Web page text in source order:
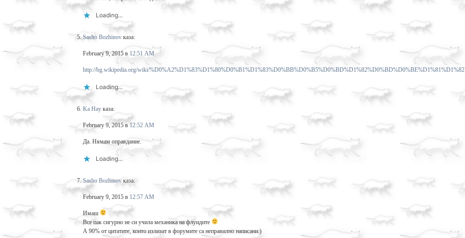
Loading...
Sasho Bozhinovказа:
February 9, 2015 в 12:51 AM
http://bg.wikipedia.org/wiki/%D0%A2%D1%83%D1%80%D0%B1%D1%83%D0%BB%D0%B5%D0%BD%D1%82%D0%BD%D0%BE%D1%81%D1%82
Loading...
Ka Hayказа:
February 9, 2015 в12:52 AM
Да. Нямам оправдание.
Loading...
Sasho Bozhinovказа:
February 9, 2015 в 12:57 AM
Имаш
Все пак сигурно не си учила механика на флуидите
А 90% от цитатите, които излизат в форумите са неправилно написани:)